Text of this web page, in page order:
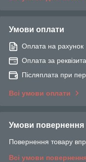
Умови оплати
Оплата на рахунок
Оплата за
Післяплата при
Всі умови оплати
Умови повернення
Повернення товару
Всі умови повернення